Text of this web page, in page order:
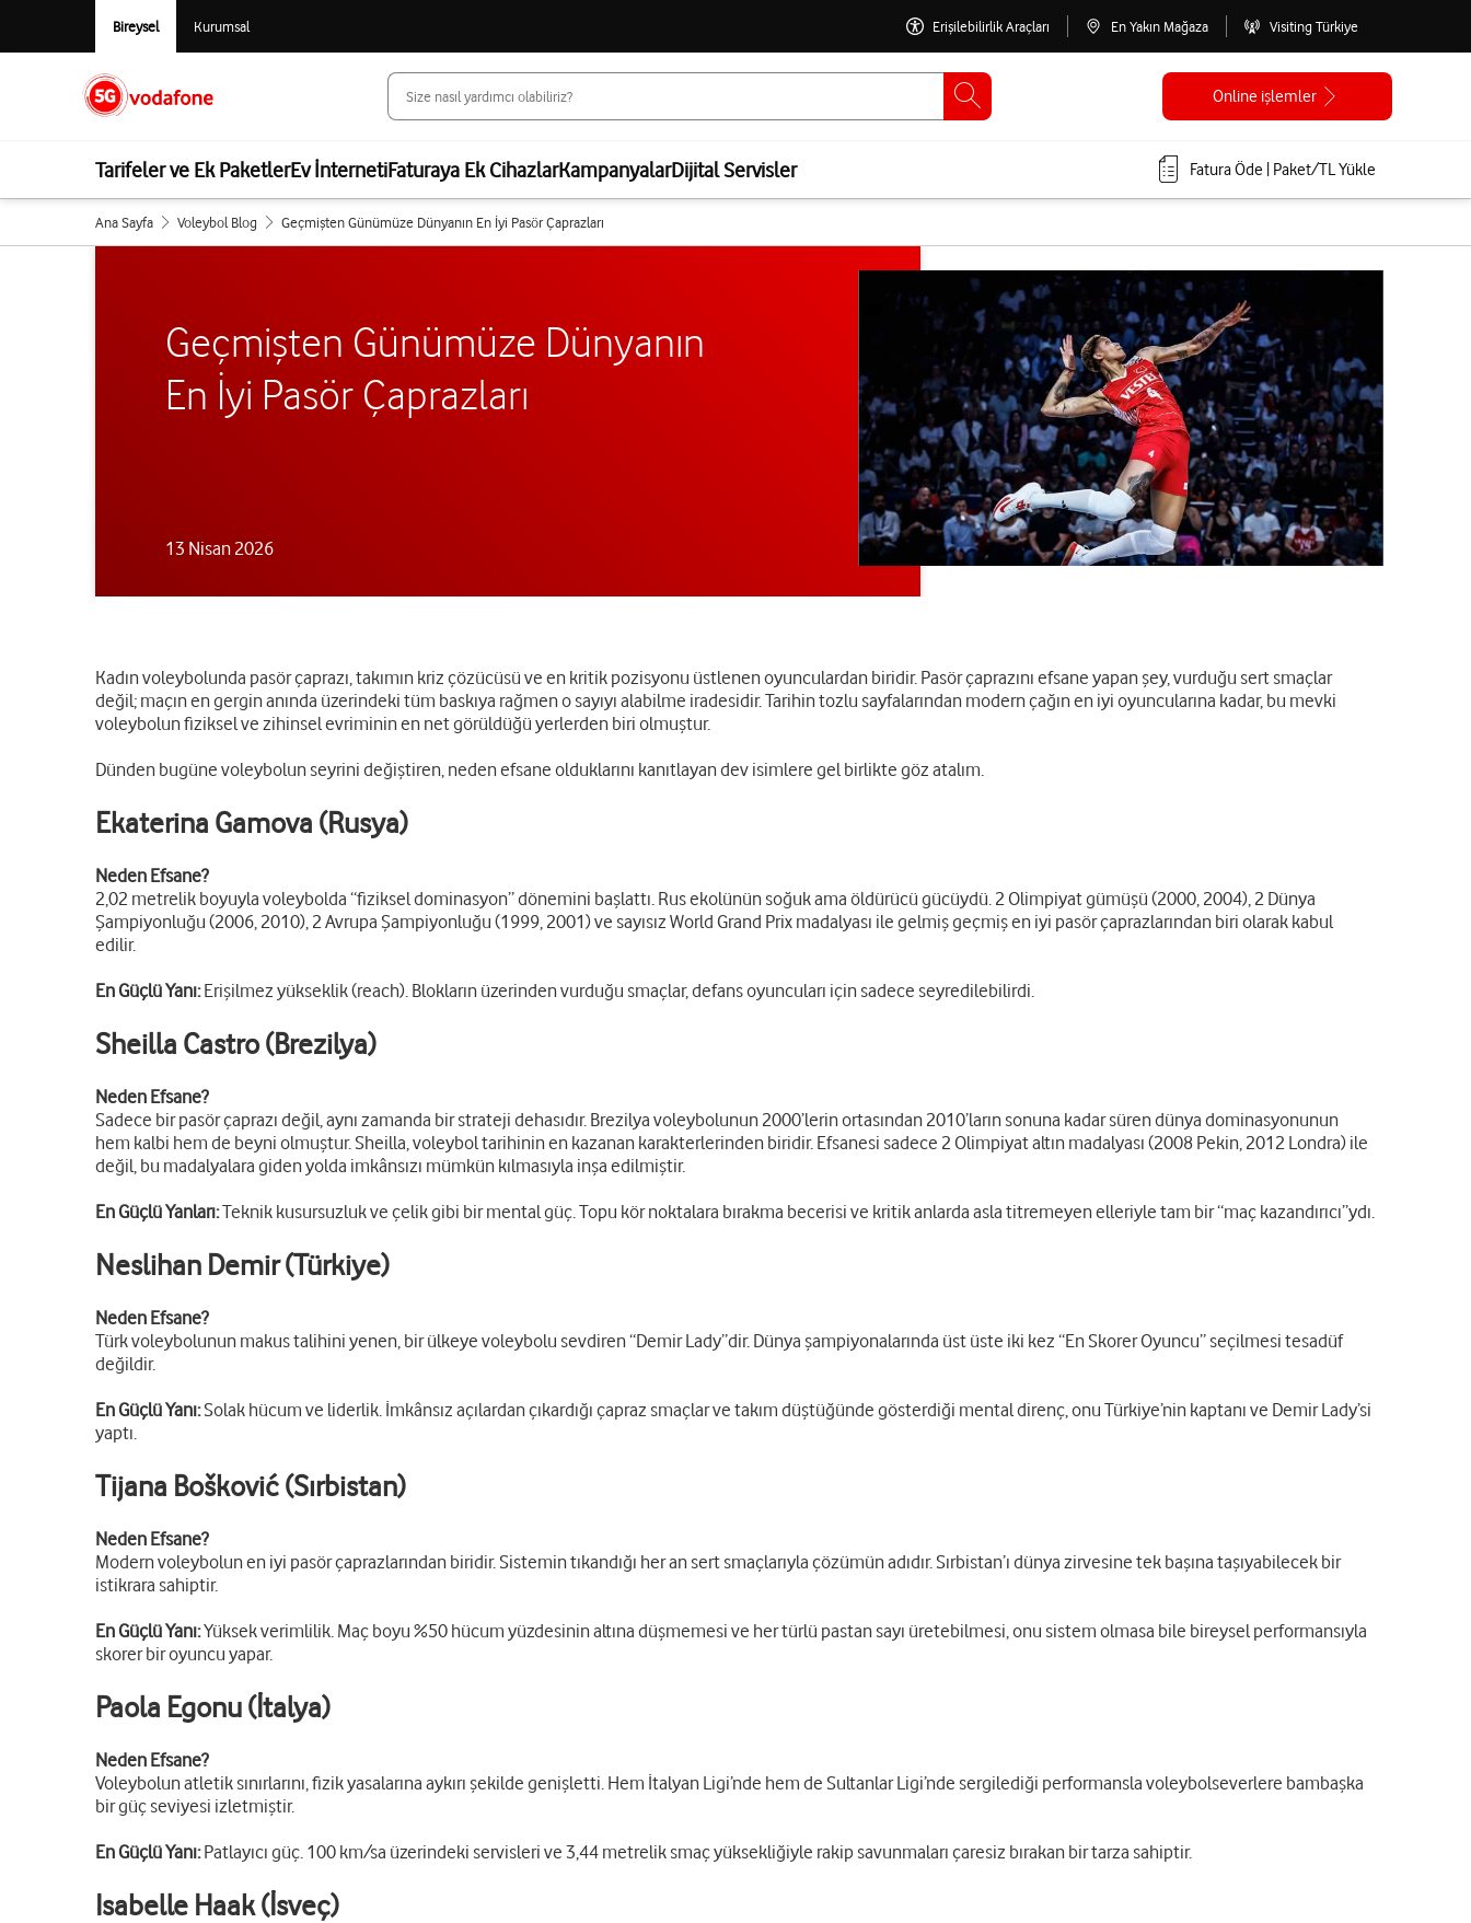
Bireysel Kurumsal Erişilebilirlik Araçları En Yakın Mağaza Visiting Türkiye
Online işlemler
Tarifeler ve Ek PaketlerEv İnternetiFaturaya Ek CihazlarKampanyalarDijital Servisler Fatura Öde | Paket/TL Yükle
Ana Sayfa Voleybol Blog Geçmişten Günümüze Dünyanın En İyi Pasör Çaprazları
Geçmişten Günümüze Dünyanın
En İyi Pasör Çaprazları
13 Nisan 2026
Kadın voleybolunda pasör çaprazı, takımın kriz çözücüsü ve en kritik pozisyonu üstlenen oyunculardan biridir. Pasör çaprazını efsane yapan şey, vurduğu sert smaçlar
değil; maçın en gergin anında üzerindeki tüm baskıya rağmen o sayıyı alabilme iradesidir. Tarihin tozlu sayfalarından modern çağın en iyi oyuncularına kadar, bu mevki
voleybolun fiziksel ve zihinsel evriminin en net görüldüğü yerlerden biri olmuştur.
Dünden bugüne voleybolun seyrini değiştiren, neden efsane olduklarını kanıtlayan dev isimlere gel birlikte göz atalım.
Ekaterina Gamova (Rusya)
Neden Efsane?
2,02 metrelik boyuyla voleybolda “fiziksel dominasyon” dönemini başlattı. Rus ekolünün soğuk ama öldürücü gücüydü. 2 Olimpiyat gümüşü (2000, 2004), 2 Dünya
Şampiyonluğu (2006, 2010), 2 Avrupa Şampiyonluğu (1999, 2001) ve sayısız World Grand Prix madalyası ile gelmiş geçmiş en iyi pasör çaprazlarından biri olarak kabul
edilir.
En Güçlü Yanı:Erişilmez yükseklik (reach). Blokların üzerinden vurduğu smaçlar, defans oyuncuları için sadece seyredilebilirdi.
Sheilla Castro (Brezilya)
Neden Efsane?
Sadece bir pasör çaprazı değil, aynı zamanda bir strateji dehasıdır. Brezilya voleybolunun 2000’lerin ortasından 2010’ların sonuna kadar süren dünya dominasyonunun
hem kalbi hem de beyni olmuştur. Sheilla, voleybol tarihinin en kazanan karakterlerinden biridir. Efsanesi sadece 2 Olimpiyat altın madalyası (2008 Pekin, 2012 Londra) ile
değil, bu madalyalara giden yolda imkânsızı mümkün kılmasıyla inşa edilmiştir.
En Güçlü Yanları:Teknik kusursuzluk ve çelik gibi bir mental güç. Topu kör noktalara bırakma becerisi ve kritik anlarda asla titremeyen elleriyle tam bir “maç kazandırıcı”ydı.
Neslihan Demir (Türkiye)
Neden Efsane?
Türk voleybolunun makus talihini yenen, bir ülkeye voleybolu sevdiren “Demir Lady”dir. Dünya şampiyonalarında üst üste iki kez “En Skorer Oyuncu” seçilmesi tesadüf
değildir.
En Güçlü Yanı:Solak hücum ve liderlik. İmkânsız açılardan çıkardığı çapraz smaçlar ve takım düştüğünde gösterdiği mental direnç, onu Türkiye’nin kaptanı ve Demir Lady’si
yaptı.
Tijana Bošković (Sırbistan)
Neden Efsane?
Modern voleybolun en iyi pasör çaprazlarından biridir. Sistemin tıkandığı her an sert smaçlarıyla çözümün adıdır. Sırbistan’ı dünya zirvesine tek başına taşıyabilecek bir
istikrara sahiptir.
En Güçlü Yanı:Yüksek verimlilik. Maç boyu %50 hücum yüzdesinin altına düşmemesi ve her türlü pastan sayı üretebilmesi, onu sistem olmasa bile bireysel performansıyla
skorer bir oyuncu yapar.
Paola Egonu (İtalya)
Neden Efsane?
Voleybolun atletik sınırlarını, fizik yasalarına aykırı şekilde genişletti. Hem İtalyan Ligi’nde hem de Sultanlar Ligi’nde sergilediği performansla voleybolseverlere bambaşka
bir güç seviyesi izletmiştir.
En Güçlü Yanı:Patlayıcı güç. 100 km/sa üzerindeki servisleri ve 3,44 metrelik smaç yüksekliğiyle rakip savunmaları çaresiz bırakan bir tarza sahiptir.
Isabelle Haak (İsveç)